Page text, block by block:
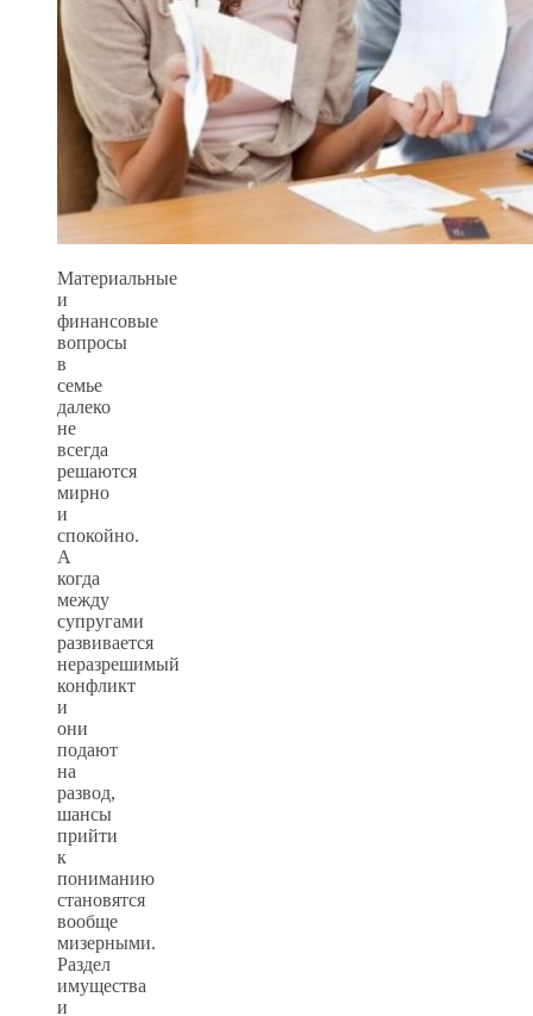
Материальные
и
финансовые
вопросы
в
семье
далеко
не
всегда
решаются
мирно
и
спокойно.
А
когда
между
супругами
развивается
неразрешимый
конфликт
и
они
подают
на
развод,
шансы
прийти
к
пониманию
становятся
вообще
мизерными.
Раздел
имущества
и